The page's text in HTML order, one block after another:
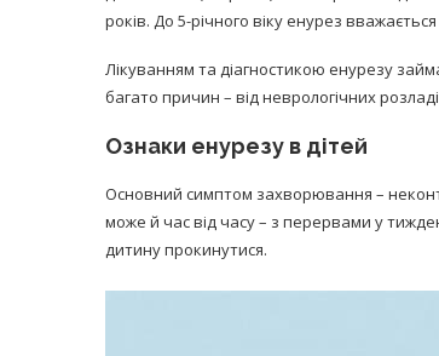
років. До 5-річного віку енурез
Лікуванням та діагностикою енурезу
багато причин – від неврологічних
Ознаки енурезу в дітей
Основний симптом захворювання –
може й час від часу – з перервами у
дитину прокинутися.